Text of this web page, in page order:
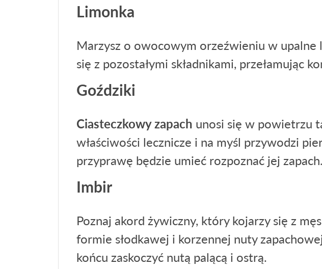
Limonka
Marzysz o owocowym orzeźwieniu w upalne
się z pozostałymi składnikami, przełamując
Goździki
Ciasteczkowy zapach unosi się w powietrzu
właściwości lecznicze i na myśl przywodzi
przyprawę będzie umieć rozpoznać jej
Imbir
Poznaj akord żywiczny, który kojarzy się z
formie słodkawej i korzennej nuty
końcu zaskoczyć nutą palącą i ostrą.